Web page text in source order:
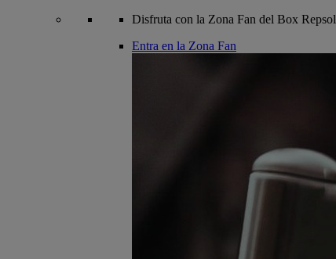
Disfruta con la Zona Fan del Box Repsol
Entra en la Zona Fan